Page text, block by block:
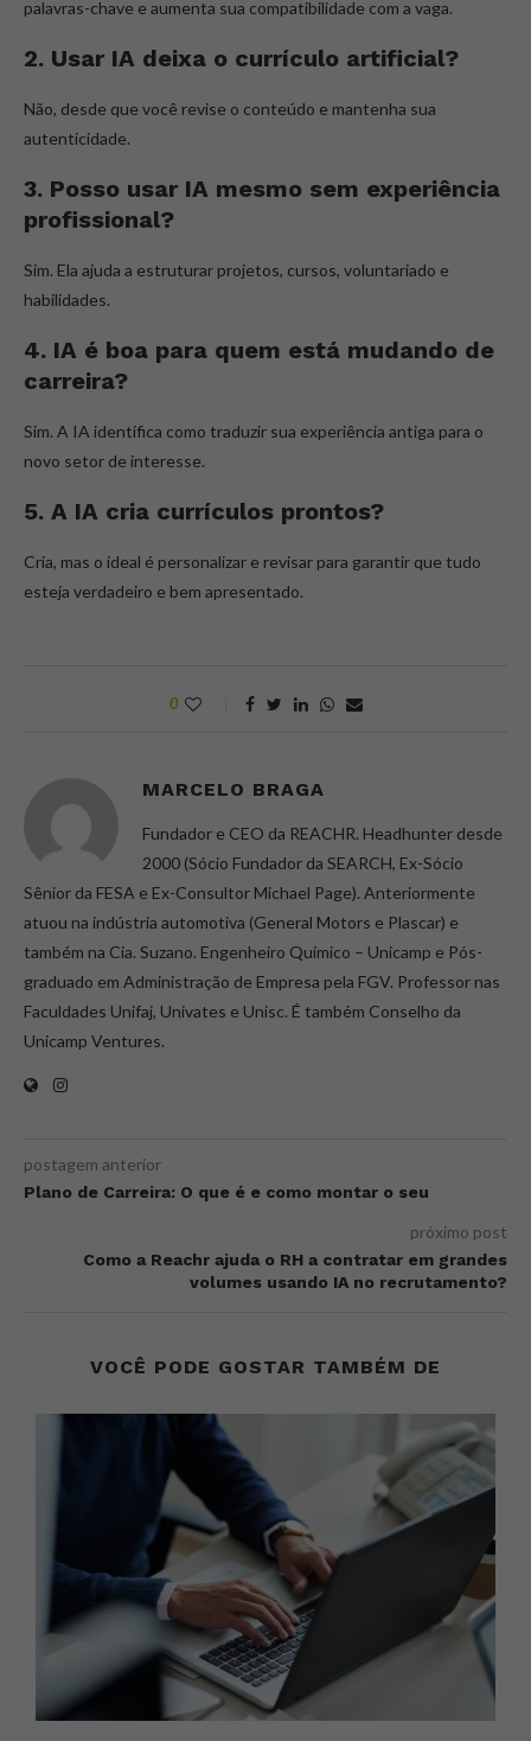
palavras-chave e aumenta sua compatibilidade com a vaga.
2. Usar IA deixa o currículo artificial?
Não, desde que você revise o conteúdo e mantenha sua
autenticidade.
3. Posso usar IA mesmo sem experiência
profissional?
Sim. Ela ajuda a estruturar projetos, cursos, voluntariado e
habilidades.
4. IA é boa para quem está mudando de
carreira?
Sim. A IA identifica como traduzir sua experiência antiga para o
novo setor de interesse.
5. A IA cria currículos prontos?
Cria, mas o ideal é personalizar e revisar para garantir que tudo
esteja verdadeiro e bem apresentado.
0
MARCELO BRAGA
Fundador e CEO da REACHR. Headhunter desde
2000 (Sócio Fundador da SEARCH, Ex-Sócio
Sênior da FESA e Ex-Consultor Michael Page). Anteriormente
atuou na indústria automotiva (General Motors e Plascar) e
também na Cia. Suzano. Engenheiro Químico – Unicamp e Pós-
graduado em Administração de Empresa pela FGV. Professor nas
Faculdades Unifaj, Univates e Unisc. É também Conselho da
Unicamp Ventures.
postagem anterior
Plano de Carreira: O que é e como montar o seu
próximo post
Como a Reachr ajuda o RH a contratar em grandes
volumes usando IA no recrutamento?
VOCÊ PODE GOSTAR TAMBÉM DE